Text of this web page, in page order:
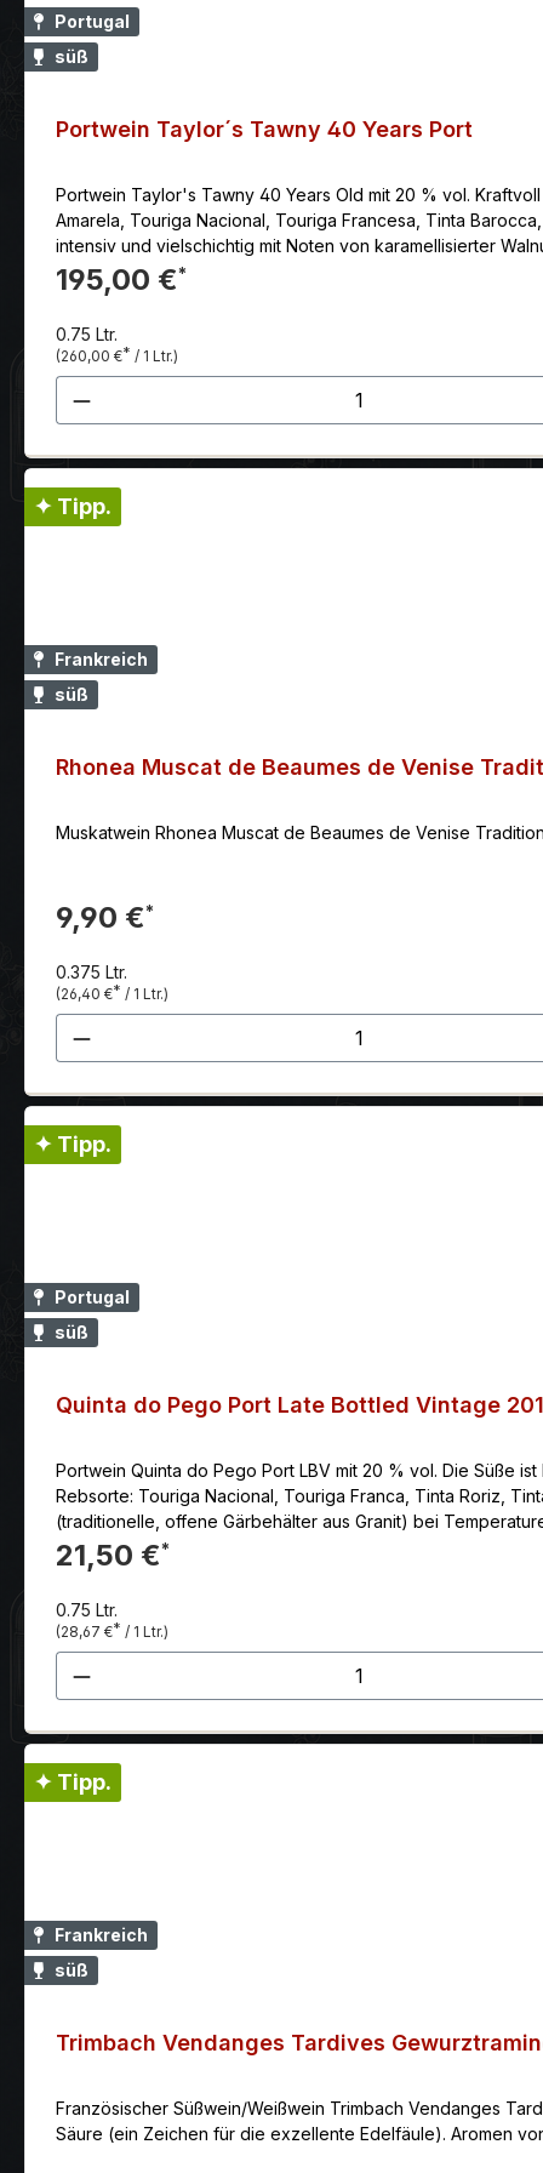
Portugal
süß
Portwein Taylor´s Tawny 40 Years Port
Portwein Taylor's Tawny 40 Years Old mit 20 % vol.
Amarela, Touriga Nacional, Touriga Francesa, Tinta
intensiv und vielschichtig mit Noten von karamellisierter
Süße verleiht ihm ein wenig mehr Volumen als dem
de Borugogne" (Ziegenfrischkäse mit süßlich marinierten
die Maische schonend umgewälzt, ohne die Kerne zu
Sobald etwa die Hälfte des Zuckers in Alkohol
den Winter reifen die Weine in großen Fässern im oberen
ausdrucksstarker Weine eines jeden Jahrgangs für etwa
195,00 €*
0.75 Ltr.
(260,00 €* / 1 Ltr.)
Produkt Anzahl: Gib den
✦ Tipp.
Frankreich
süß
Rhonea Muscat de Beaumes de Venise
Muskatwein Rhonea Muscat de Beaumes de Venise
9,90 €*
0.375 Ltr.
(26,40 €* / 1 Ltr.)
Produkt Anzahl: Gib den
✦ Tipp.
Portugal
süß
Quinta do Pego Port Late Bottled Vintage
Portwein Quinta do Pego Port LBV mit 20 % vol. Die Süße
Rebsorte: Touriga Nacional, Touriga Franca, Tinta Roriz, Tinta Barroca Jahrgang: 2016 Die Vinifikation: Die Trauben (hauptsächlich Touriga Nacional und Touriga
(traditionelle, offene Gärbehälter aus Granit) bei
wird die Maische ausschließlich „mit den Füßen getreten".
Portweinproduktion vorgeschrieben - mit reinem
Fasslagerung auf die Flasche gebracht wird. Der Wein:
dezenten Noten von Orangenschale, Pfeffer und Kaffee.
getrockneten Pflaumen. Die Süße ist hervorragend
Fruchtausdruck, wenn man es gereifter und weicher
21,50 €*
0.75 Ltr.
(28,67 €* / 1 Ltr.)
Produkt Anzahl: Gib den
✦ Tipp.
Frankreich
süß
Trimbach Vendanges Tardives
Französischer Süßwein/Weißwein Trimbach Vendanges
Säure (ein Zeichen für die exzellente Edelfäule). Aromen